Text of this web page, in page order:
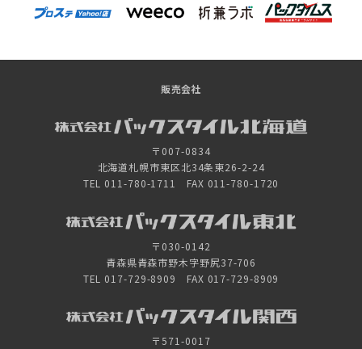
販売会社
〒007-0834
北海道札幌市東区北34条東26-2-24
TEL 011-780-1711 FAX 011-780-1720
〒030-0142
青森県青森市野木字野尻37-706
TEL 017-729-8909 FAX 017-729-8909
〒571-0017